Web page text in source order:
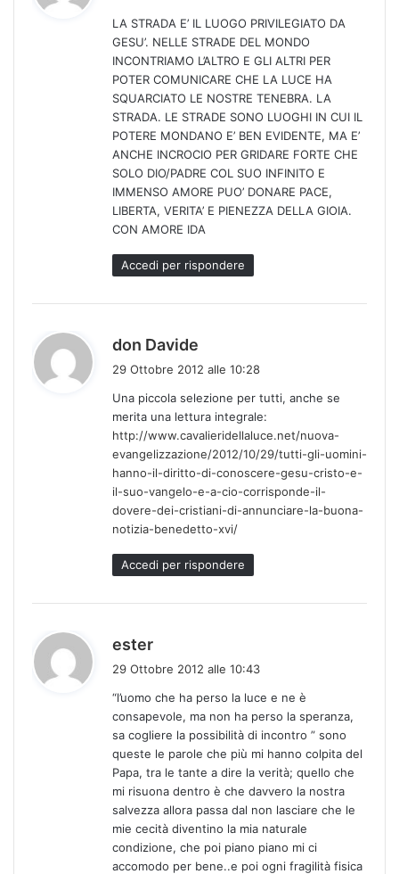
e
t
t
:
LA STRADA E’ IL LUOGO PRIVILEGIATO DA
GESU’. NELLE STRADE DEL MONDO
INCONTRIAMO L’ALTRO E GLI ALTRI PER
POTER COMUNICARE CHE LA LUCE HA
SQUARCIATO LE NOSTRE TENEBRA. LA
STRADA. LE STRADE SONO LUOGHI IN CUI IL
POTERE MONDANO E’ BEN EVIDENTE, MA E’
ANCHE INCROCIO PER GRIDARE FORTE CHE
SOLO DIO/PADRE COL SUO INFINITO E
IMMENSO AMORE PUO’ DONARE PACE,
LIBERTA, VERITA’ E PIENEZZA DELLA GIOIA.
CON AMORE IDA
Accedi per rispondere
don Davide
e
t
t
29 Ottobre 2012 alle 10:28
Una piccola selezione per tutti, anche se
merita una lettura integrale:
http://www.cavalieridellaluce.net/nuova-
evangelizzazione/2012/10/29/tutti-gli-uomini-
hanno-il-diritto-di-conoscere-gesu-cristo-e-
il-suo-vangelo-e-a-cio-corrisponde-il-
dovere-dei-cristiani-di-annunciare-la-buona-
notizia-benedetto-xvi/
Accedi per rispondere
ester
e
t
t
29 Ottobre 2012 alle 10:43
“l’uomo che ha perso la luce e ne è
consapevole, ma non ha perso la speranza,
sa cogliere la possibilità di incontro ” sono
queste le parole che più mi hanno colpita del
Papa, tra le tante a dire la verità; quello che
mi risuona dentro è che davvero la nostra
salvezza allora passa dal non lasciare che le
mie cecità diventino la mia naturale
condizione, che poi piano piano mi ci
accomodo per bene..e poi ogni fragilità fisica